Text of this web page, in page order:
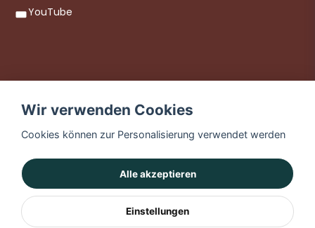
YouTube
Wir verwenden Cookies
Cookies können zur Personalisierung verwendet werden
Alle akzeptieren
Einstellungen